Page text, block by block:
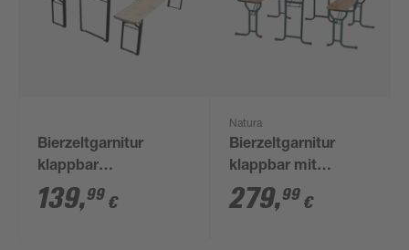
Bierzeltgarnitur
klappbar
Metall/Nadelholz 50 x
220 cm 3-teilig
139,99 €
Natura
Bierzeltgarnitur
klappbar mit
Rückenlehne
Stahl/Nadelholz 3-
279,99 €